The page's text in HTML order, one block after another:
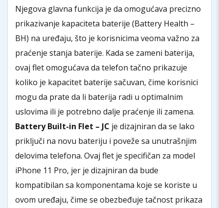
Njegova glavna funkcija je da omogućava precizno
prikazivanje kapaciteta baterije (Battery Health –
BH) na uređaju, što je korisnicima veoma važno za
praćenje stanja baterije. Kada se zameni baterija,
ovaj flet omogućava da telefon tačno prikazuje
koliko je kapacitet baterije sačuvan, čime korisnici
mogu da prate da li baterija radi u optimalnim
uslovima ili je potrebno dalje praćenje ili zamena.
Battery Built-in Flet – JC je dizajniran da se lako
priključi na novu bateriju i poveže sa unutrašnjim
delovima telefona. Ovaj flet je specifičan za model
iPhone 11 Pro, jer je dizajniran da bude
kompatibilan sa komponentama koje se koriste u
ovom uređaju, čime se obezbeđuje tačnost prikaza